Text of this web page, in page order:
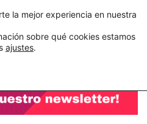
C&A México completa la implementación de su WMS en la nube
la mejor experiencia en nuestra
sobre qué cookies estamos
ajustes.